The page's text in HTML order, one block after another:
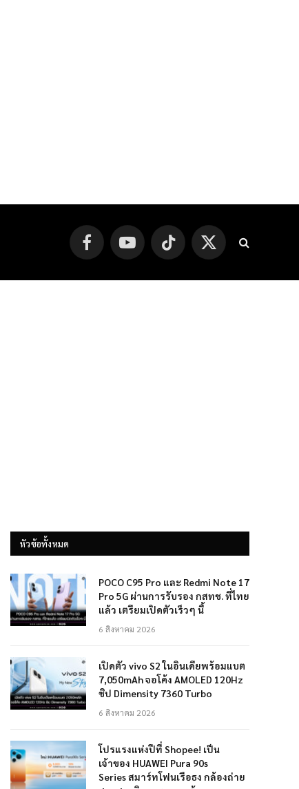
FacebookYouTube TikTok
X
(Twitter)
หัวข้อทั้งหมด
POCO C95 Pro และ Redmi Note 17
Pro 5G ผ่านการรับรอง กสทช. ที่ไทย
แล้ว เตรียมเปิดตัวเร็วๆ นี้
6 สิงหาคม 2026
เปิดตัว vivo S2 ในอินเดียพร้อมแบต
7,050mAh จอโค้ง AMOLED 120Hz
ชิป Dimensity 7360 Turbo
6 สิงหาคม 2026
โปรแรงแห่งปีที่ Shopee! เป็น
เจ้าของ HUAWEI Pura 90s
Series สมาร์ทโฟนเรือธง กล้องถ่าย